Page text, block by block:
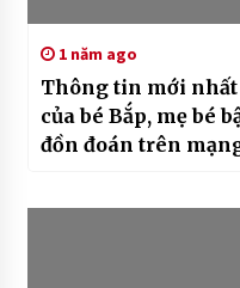
1 năm ago
Thông tin mới
của bé Bắp, mẹ bé
đồn đoán trên